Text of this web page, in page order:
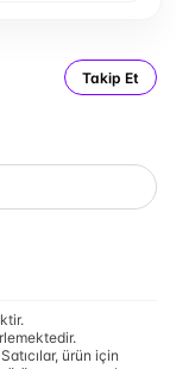
Takip Et
ürün için